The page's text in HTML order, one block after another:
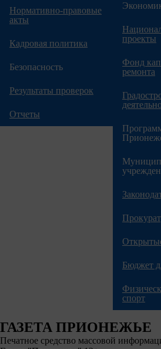
Нормативно-правовые
акты
Кадровая политика
Безопасность
Результаты проверок
Отчеты
проекты
Фонд
ремонта
Бюджет
спорт
ГАЗЕТА ПРИОНЕЖЬЕ
Печатное средство массовой